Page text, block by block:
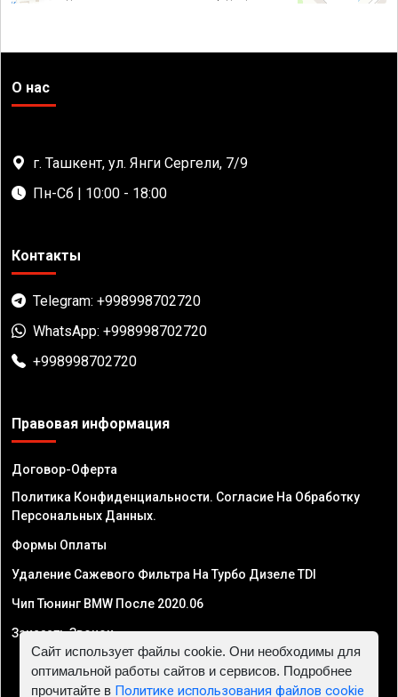
О нас
г. Ташкент, ул. Янги Сергели, 7/9
Пн-Сб | 10:00 - 18:00
Контакты
Telegram: +998998702720
WhatsApp: +998998702720
+998998702720
Правовая информация
Договор-Оферта
Политика Конфиденциальности. Согласие На Обработку
Персональных Данных.
Формы Оплаты
Удаление Сажевого Фильтра На Турбо Дизеле TDI
Чип Тюнинг BMW После 2020.06
Заказать Звонок
Сайт использует файлы cookie. Они необходимы для
оптимальной работы сайтов и сервисов. Подробнее
прочитайте в Политике использования файлов cookie